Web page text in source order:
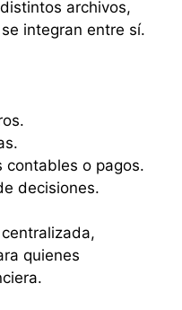
archivos,
integran entre sí.
contables o pagos.
decisiones.
quienes